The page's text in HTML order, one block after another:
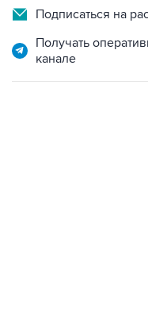
Подписаться на
Получать
канале